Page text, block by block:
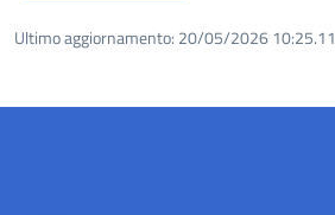
Ultimo aggiornamento: 20/05/2026 10:25.11